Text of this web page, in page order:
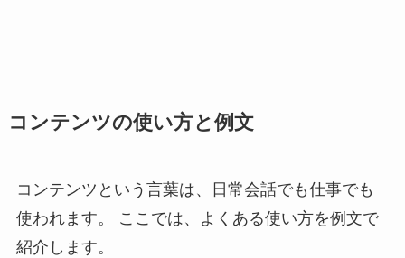
コンテンツの使い方と例文
コンテンツという言葉は、日常会話でも仕事でも
使われます。 ここでは、よくある使い方を例文で
紹介します。